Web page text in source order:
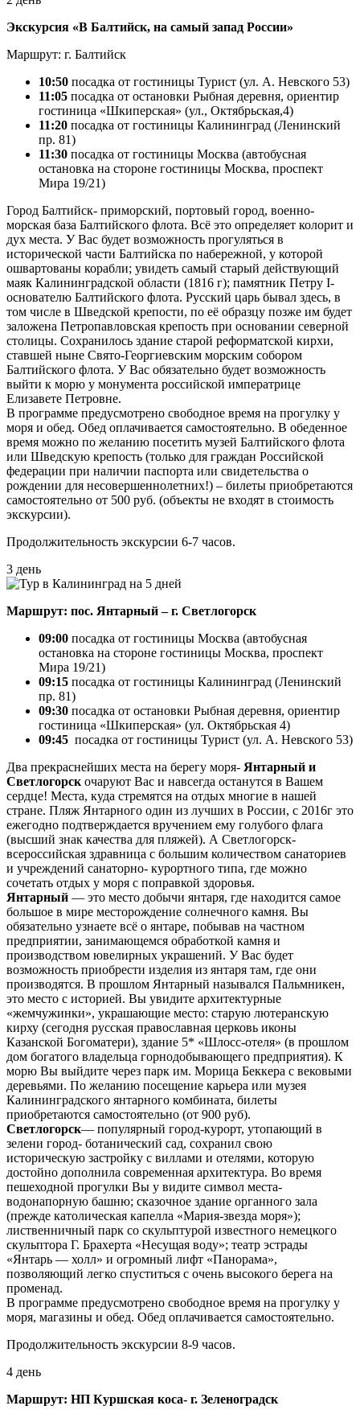
Экскурсия «В Балтийск, на самый запад России»
Маршрут: г. Балтийск
10:50 посадка от гостиницы Турист (ул. А. Невского 53)
11:05 посадка от остановки Рыбная деревня, ориентир
гостиница «Шкиперская» (ул., Октябрьская,4)
11:20 посадка от гостиницы Калининград (Ленинский
пр. 81)
11:30 посадка от гостиницы Москва (автобусная
остановка на стороне гостиницы Москва, проспект
Мира 19/21)
Город Балтийск- приморский, портовый город, военно-
морская база Балтийского флота. Всё это определяет колорит и
дух места. У Вас будет возможность прогуляться в
исторической части Балтийска по набережной, у которой
ошвартованы корабли; увидеть самый старый действующий
маяк Калининградской области (1816 г); памятник Петру I-
основателю Балтийского флота. Русский царь бывал здесь, в
том числе в Шведской крепости, по её образцу позже им будет
заложена Петропавловская крепость при основании северной
столицы. Сохранилось здание старой реформатской кирхи,
ставшей ныне Свято-Георгиевским морским собором
Балтийского флота. У Вас обязательно будет возможность
выйти к морю у монумента российской императрице
Елизавете Петровне.
В программе предусмотрено свободное время на прогулку у
моря и обед. Обед оплачивается самостоятельно. В обеденное
время можно по желанию посетить музей Балтийского флота
или Шведскую крепость (только для граждан Российской
федерации при наличии паспорта или свидетельства о
рождении для несовершеннолетних!) – билеты приобретаются
самостоятельно от 500 руб. (объекты не входят в стоимость
экскурсии).
Продолжительность экскурсии 6-7 часов.
3 день
Маршрут: пос. Янтарный – г. Светлогорск
09:00 посадка от гостиницы Москва (автобусная
остановка на стороне гостиницы Москва, проспект
Мира 19/21)
09:15 посадка от гостиницы Калининград (Ленинский
пр. 81)
09:30 посадка от остановки Рыбная деревня, ориентир
гостиница «Шкиперская» (ул. Октябрьская 4)
09:45 посадка от гостиницы Турист (ул. А. Невского 53)
Два прекраснейших места на берегу моря- Янтарный и
Светлогорск очаруют Вас и навсегда останутся в Вашем
сердце! Места, куда стремятся на отдых многие в нашей
стране. Пляж Янтарного один из лучших в России, с 2016г это
ежегодно подтверждается вручением ему голубого флага
(высший знак качества для пляжей). А Светлогорск-
всероссийская здравница с большим количеством санаториев
и учреждений санаторно- курортного типа, где можно
сочетать отдых у моря с поправкой здоровья.
Янтарный — это место добычи янтаря, где находится самое
большое в мире месторождение солнечного камня. Вы
обязательно узнаете всё о янтаре, побывав на частном
предприятии, занимающемся обработкой камня и
производством ювелирных украшений. У Вас будет
возможность приобрести изделия из янтаря там, где они
производятся. В прошлом Янтарный назывался Пальмникен,
это место с историей. Вы увидите архитектурные
«жемчужинки», украшающие место: старую лютеранскую
кирху (сегодня русская православная церковь иконы
Казанской Богоматери), здание 5* «Шлосс-отеля» (в прошлом
дом богатого владельца горнодобывающего предприятия). К
морю Вы выйдите через парк им. Морица Беккера с вековыми
деревьями. По желанию посещение карьера или музея
Калининградского янтарного комбината, билеты
приобретаются самостоятельно (от 900 руб).
Светлогорск— популярный город-курорт, утопающий в
зелени город- ботанический сад, сохранил свою
историческую застройку с виллами и отелями, которую
достойно дополнила современная архитектура. Во время
пешеходной прогулки Вы у видите символ места-
водонапорную башню; сказочное здание органного зала
(прежде католическая капелла «Мария-звезда моря»);
лиственничный парк со скульптурой известного немецкого
скульптора Г. Брахерта «Несущая воду»; театр эстрады
«Янтарь — холл» и огромный лифт «Панорама»,
позволяющий легко спуститься с очень высокого берега на
променад.
В программе предусмотрено свободное время на прогулку у
моря, магазины и обед. Обед оплачивается самостоятельно.
Продолжительность экскурсии 8-9 часов.
4 день
Маршрут: НП Куршская коса- г. Зеленоградск